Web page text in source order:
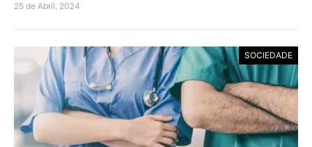
25 de Abril, 2024
SOCIEDADE